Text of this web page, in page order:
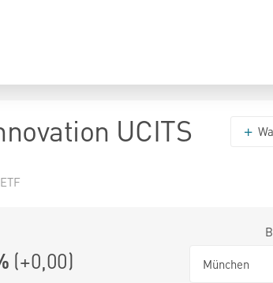
UCITS
(+0,00) München